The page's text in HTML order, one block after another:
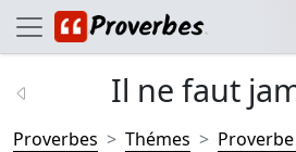
Il ne faut
Proverbes Thémes